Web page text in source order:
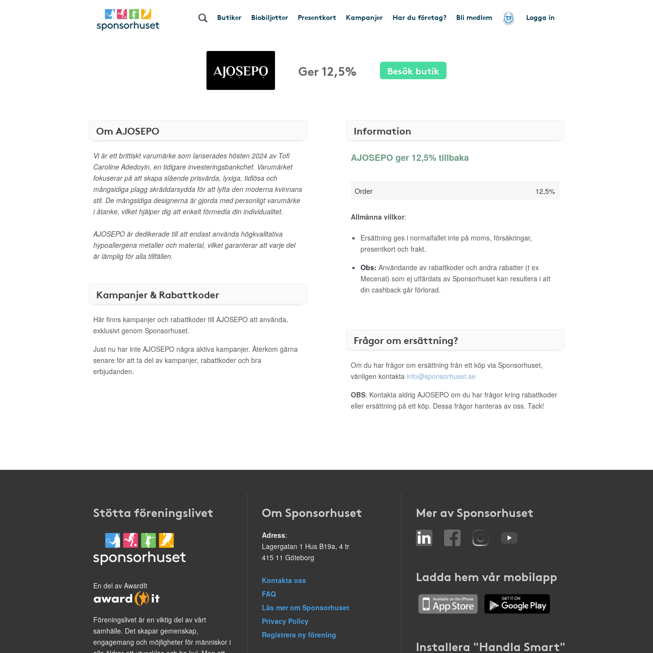
Butiker Biobiljetter Presentkort Kampanjer Har du företag? Bli medlem Logga in
Ger 12,5% Besök butik
Om AJOSEPO
Vi är ett brittiskt varumärke som lanserades hösten 2024 av Tofi
Caroline Adedoyin, en tidigare investeringsbankchef. Varumärket
fokuserar på att skapa slående prisvärda, lyxiga, tidlösa och
mångsidiga plagg skräddarsydda för att lyfta den moderna kvinnans
stil. De mångsidiga designerna är gjorda med personligt varumärke
i åtanke, vilket hjälper dig att enkelt förmedla din individualitet.
AJOSEPO är dedikerade till att endast använda högkvalitativa
hypoallergena metaller och material, vilket garanterar att varje del
är lämplig för alla tillfällen.
Kampanjer & Rabattkoder
Här finns kampanjer och rabattkoder till AJOSEPO att använda,
exklusivt genom Sponsorhuset.
Just nu har inte AJOSEPO några aktiva kampanjer. Återkom gärna
senare för att ta del av kampanjer, rabattkoder och bra
erbjudanden.
Information
AJOSEPO ger 12,5% tillbaka
Order 12,5%
Allmänna villkor:
Ersättning ges i normalfallet inte på moms, försäkringar,
presentkort och frakt.
Obs: Användande av rabattkoder och andra rabatter (t ex
Mecenat) som ej utfärdats av Sponsorhuset kan resultera i att
din cashback går förlorad.
Frågor om ersättning?
Om du har frågor om ersättning från ett köp via Sponsorhuset,
vänligen kontakta info@sponsorhuset.se
OBS: Kontakta aldrig AJOSEPO om du har frågor kring rabattkoder
eller ersättning på ett köp. Dessa frågor hanteras av oss. Tack!
Stötta föreningslivet
En del av AwardIt
Föreningslivet är en viktig del av vårt
samhälle. Det skapar gemenskap,
engagemang och möjligheter för människor i
Om Sponsorhuset
Adress:
Lagergatan 1 Hus B19a, 4 tr
415 11 Göteborg
Kontakta oss
FAQ
Läs mer om Sponsorhuset
Privacy Policy
Registrera ny förening
Mer av Sponsorhuset
Ladda hem vår mobilapp
Installera "Handla Smart"